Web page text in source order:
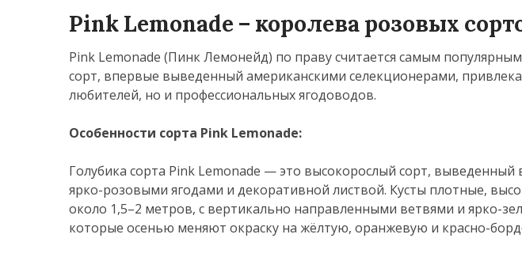
Pink Lemonade – королева розовых
Pink Lemonade (Пинк Лемонейд) по праву считается самым
сорт, впервые выведенный американскими селекционерами,
любителей, но и профессиональных ягодоводов.
Особенности сорта Pink Lemonade:
Голубика сорта Pink Lemonade — это высокорослый сорт,
ярко-розовыми ягодами и декоративной листвой. Кусты плотные,
около 1,5–2 метров, с вертикально направленными ветвями и ярко-
которые осенью меняют окраску на жёлтую, оранжевую и красно-